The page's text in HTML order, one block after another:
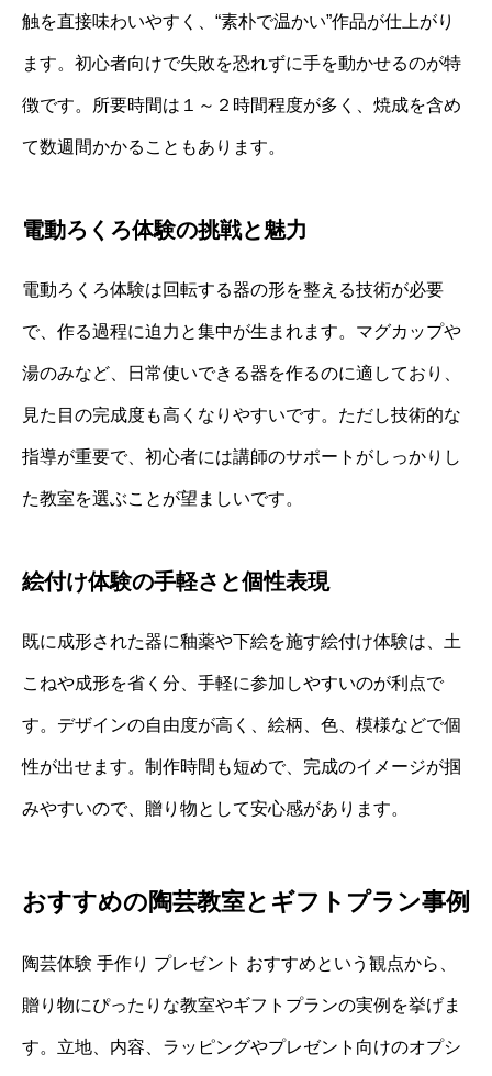
触を直接味わいやすく、“素朴で温かい”作品が仕上がり
ます。初心者向けで失敗を恐れずに手を動かせるのが特
徴です。所要時間は１～２時間程度が多く、焼成を含め
て数週間かかることもあります。
電動ろくろ体験の挑戦と魅力
電動ろくろ体験は回転する器の形を整える技術が必要
で、作る過程に迫力と集中が生まれます。マグカップや
湯のみなど、日常使いできる器を作るのに適しており、
見た目の完成度も高くなりやすいです。ただし技術的な
指導が重要で、初心者には講師のサポートがしっかりし
た教室を選ぶことが望ましいです。
絵付け体験の手軽さと個性表現
既に成形された器に釉薬や下絵を施す絵付け体験は、土
こねや成形を省く分、手軽に参加しやすいのが利点で
す。デザインの自由度が高く、絵柄、色、模様などで個
性が出せます。制作時間も短めで、完成のイメージが掴
みやすいので、贈り物として安心感があります。
おすすめの陶芸教室とギフトプラン事例
陶芸体験 手作り プレゼント おすすめという観点から、
贈り物にぴったりな教室やギフトプランの実例を挙げま
す。立地、内容、ラッピングやプレゼント向けのオプシ